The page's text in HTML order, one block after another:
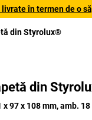
în termen de o
din Styrolux®
din
x 97 x 108 mm, amb. 18